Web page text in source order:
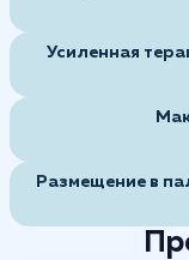
Усиленная
Размещение в